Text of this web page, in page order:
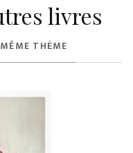
livres
MÊME THÈME